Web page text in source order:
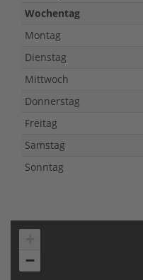
Wochentag
Montag
Dienstag
Mittwoch
Donnerstag
Freitag
Samstag
Sonntag
−